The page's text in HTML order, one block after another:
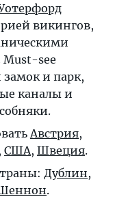
викингов,
see
и парк,
каналы и
Австрия,
США, Швеция.
Дублин,
.